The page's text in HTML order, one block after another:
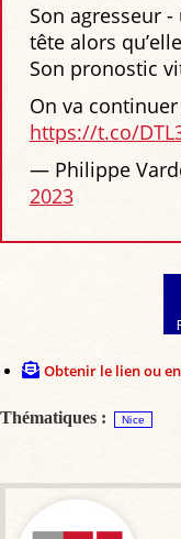
Son agresseur
tête alors
Son pronostic
On va continuer
https://t.co/
— Philippe
2023
Obtenir le lien ou
Thématiques : Nice